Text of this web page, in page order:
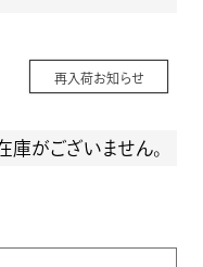
再入荷お知らせ
庫がございません。